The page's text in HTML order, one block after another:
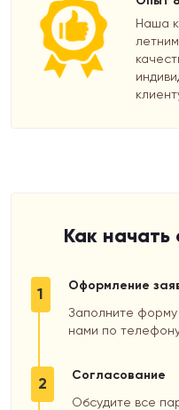
Наша
Как начать
1 Оформление
Заполните форму
нами по
2 Согласование
Обсудите все